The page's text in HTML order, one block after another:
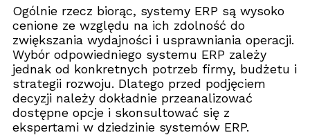
Ogólnie rzecz biorąc, systemy ERP są wysoko
cenione ze względu na ich zdolność do
zwiększania wydajności i usprawniania operacji.
Wybór odpowiedniego systemu ERP zależy
jednak od konkretnych potrzeb firmy, budżetu i
strategii rozwoju. Dlatego przed podjęciem
decyzji należy dokładnie przeanalizować
dostępne opcje i skonsultować się z
ekspertami w dziedzinie systemów ERP.